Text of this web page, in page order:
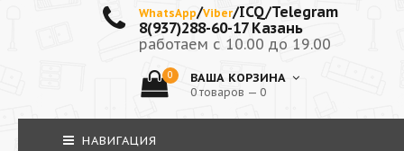
WhatsApp/Viber/ICQ/Telegram
8(937)288-60-17 Казань
работаем с 10.00 до 19.00
0 ВАША КОРЗИНА
0 товаров — 0
НАВИГАЦИЯ